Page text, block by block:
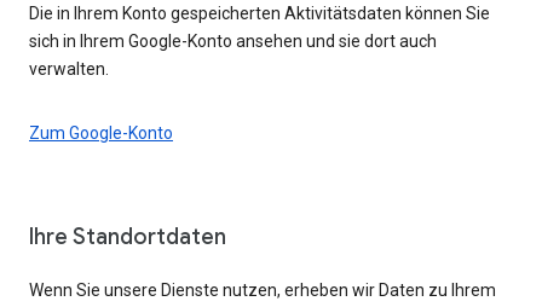
Die in Ihrem Konto gespeicherten Aktivitätsdaten können Sie
sich in Ihrem Google-Konto ansehen und sie dort auch
verwalten.
Zum Google-Konto
Ihre Standortdaten
Wenn Sie unsere Dienste nutzen, erheben wir Daten zu Ihrem